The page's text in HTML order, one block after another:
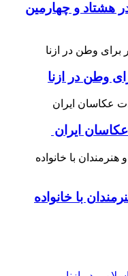
هشتاد و چهارمین
وطن در ازنا
ایران
با خانواده